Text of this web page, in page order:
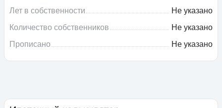
Лет в собственности
Не указано
Количество собственников
Не указано
Прописано
Не указано